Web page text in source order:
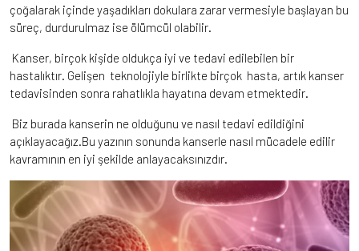
çoğalarak içinde yaşadıkları dokulara zarar vermesiyle başlayan bu
süreç, durdurulmaz ise ölümcül olabilir.
Kanser, birçok kişide oldukça iyi ve tedavi edilebilen bir
hastalıktır. Gelişen teknolojiyle birlikte birçok hasta, artık kanser
tedavisinden sonra rahatlıkla hayatına devam etmektedir.
Biz burada kanserin ne olduğunu ve nasıl tedavi edildiğini
açıklayacağız.Bu yazının sonunda kanserle nasıl mücadele edilir
kavramının en iyi şekilde anlayacaksınızdır.